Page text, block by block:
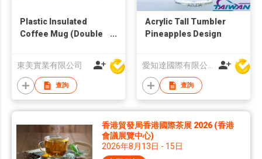
Plastic Insulated
Coffee Mug (Double
東美實業有限公司
查詢
Acrylic Tall Tumbler
Pineapples Design
愛知達國際有限公司
查詢
香港貿發局香港國際茶展 2026 (香港
會議展覽中心)
2026年8月13日 - 15日